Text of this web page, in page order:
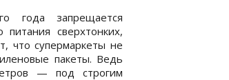
года запрещается
сверхтонких,
что супермаркеты не
пакеты. Ведь
— под строгим